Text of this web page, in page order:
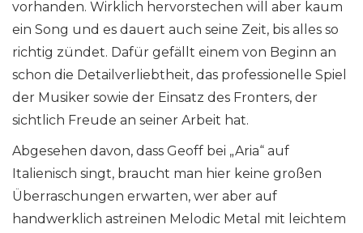
vorhanden. Wirklich hervorstechen will aber kaum
ein Song und es dauert auch seine Zeit, bis alles so
richtig zündet. Dafür gefällt einem von Beginn an
schon die Detailverliebtheit, das professionelle Spiel
der Musiker sowie der Einsatz des Fronters, der
sichtlich Freude an seiner Arbeit hat.
Abgesehen davon, dass Geoff bei „Aria“ auf
Italienisch singt, braucht man hier keine großen
Überraschungen erwarten, wer aber auf
handwerklich astreinen Melodic Metal mit leichtem